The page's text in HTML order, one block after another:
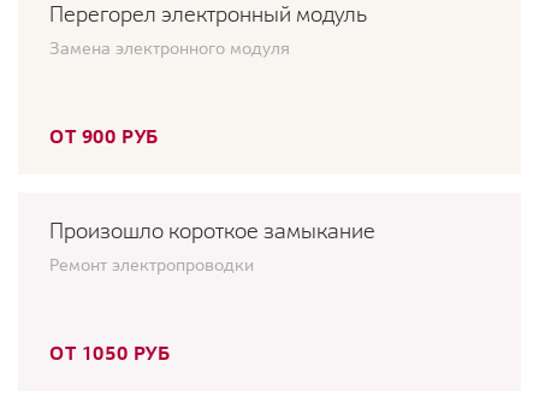
Перегорел электронный модуль
Замена электронного модуля
ОТ 900 РУБ
Произошло короткое замыкание
Ремонт электропроводки
ОТ 1050 РУБ